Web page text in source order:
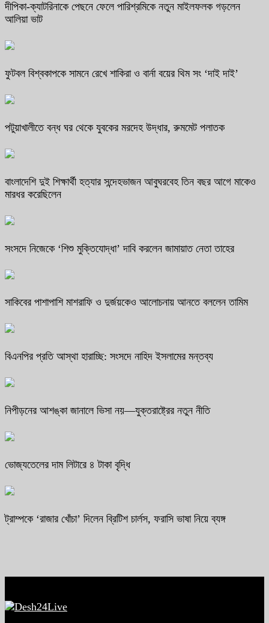
দীপিকা-ক্যাটরিনাকে পেছনে ফেলে পারিশ্রমিকে নতুন মাইলফলক গড়লেন
আলিয়া ভাট
ফুটবল বিশ্বকাপকে সামনে রেখে শাকিরা ও বার্না বয়ের থিম সং ‘দাই দাই’
পটুয়াখালীতে বন্ধ ঘর থেকে যুবকের মরদেহ উদ্ধার, রুমমেট পলাতক
বাংলাদেশি দুই শিক্ষার্থী হত্যার সন্দেহভাজন আবুঘরবেহ তিন বছর আগে মাকেও
মারধর করেছিলেন
সংসদে নিজেকে ‘শিশু মুক্তিযোদ্ধা’ দাবি করলেন জামায়াত নেতা তাহের
সাকিবের পাশাপাশি মাশরাফি ও দুর্জয়কেও আলোচনায় আনতে বললেন তামিম
বিএনপির প্রতি আস্থা হারাচ্ছি: সংসদে নাহিদ ইসলামের মন্তব্য
নিপীড়নের আশঙ্কা জানালে ভিসা নয়—যুক্তরাষ্ট্রের নতুন নীতি
ভোজ্যতেলের দাম লিটারে ৪ টাকা বৃদ্ধি
ট্রাম্পকে ‘রাজার খোঁচা’ দিলেন ব্রিটিশ চার্লস, ফরাসি ভাষা নিয়ে ব্যঙ্গ